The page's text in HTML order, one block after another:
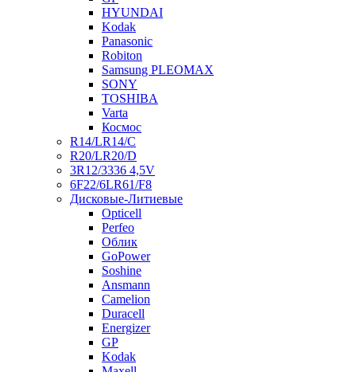
HYUNDAI
Kodak
Panasonic
Robiton
Samsung PLEOMAX
SONY
TOSHIBA
Varta
Космос
R14/LR14/C
R20/LR20/D
3R12/3336 4,5V
6F22/6LR61/F8
Дисковые-Литиевые
Opticell
Perfeo
Облик
GoPower
Soshine
Ansmann
Camelion
Duracell
Energizer
GP
Kodak